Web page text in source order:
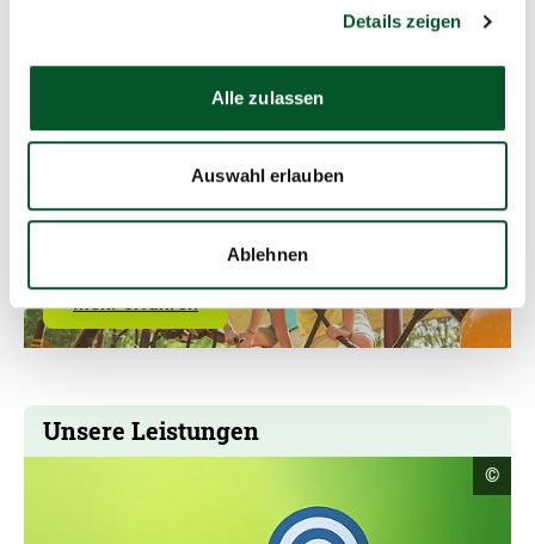
Details zeigen
Alle zulassen
Auswahl erlauben
Ablehnen
Klimaanpassung in sozialen
Mehr erfahren
Unsere Leistungen
©